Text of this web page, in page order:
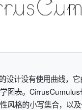
设计没有使用曲线，
图表。
风格的小写集合，以